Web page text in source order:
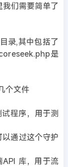
们需要简单了
录,其中包括了
是
个文件
程序，用于测
通过这个守护
库，用于流